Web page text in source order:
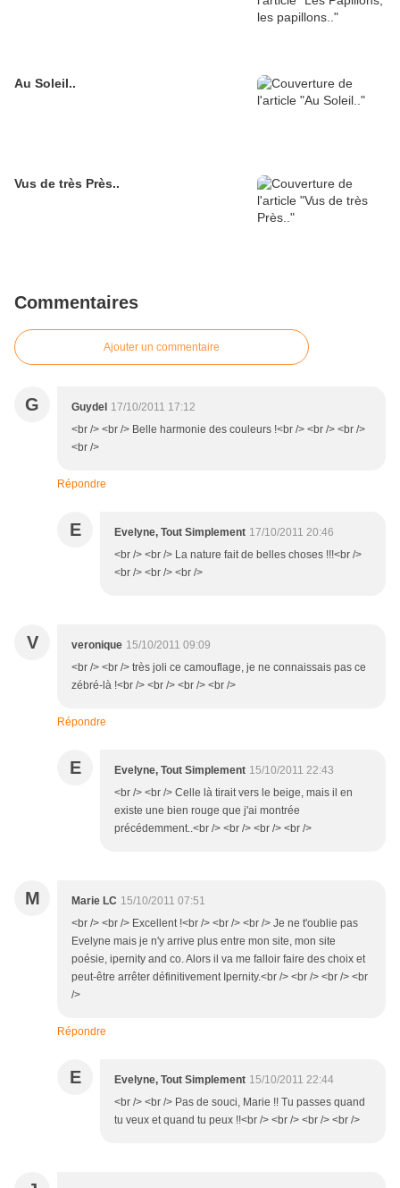
Au Soleil..
Vus de très Près..
Commentaires
Ajouter un commentaire
G Guydel 17/10/2011 17:12
<br /> <br /> Belle harmonie des couleurs !<br /> <br /> <br />
<br />
Répondre
E Evelyne, Tout Simplement 17/10/2011 20:46
<br /> <br /> La nature fait de belles choses !!!<br />
<br /> <br /> <br />
V veronique 15/10/2011 09:09
<br /> <br /> très joli ce camouflage, je ne connaissais pas ce
zébré-là !<br /> <br /> <br /> <br />
Répondre
E Evelyne, Tout Simplement 15/10/2011 22:43
<br /> <br /> Celle là tirait vers le beige, mais il en
existe une bien rouge que j'ai montrée
précédemment..<br /> <br /> <br /> <br />
M Marie LC 15/10/2011 07:51
<br /> <br /> Excellent !<br /> <br /> <br /> Je ne t'oublie pas
Evelyne mais je n'y arrive plus entre mon site, mon site
poésie, ipernity and co. Alors il va me falloir faire des choix et
peut-être arrêter définitivement Ipernity.<br /> <br /> <br /> <br
/>
Répondre
E Evelyne, Tout Simplement 15/10/2011 22:44
<br /> <br /> Pas de souci, Marie !! Tu passes quand
tu veux et quand tu peux !!<br /> <br /> <br /> <br />